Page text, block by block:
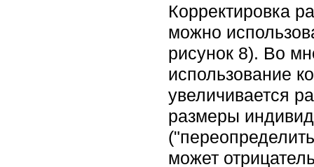
Корректировка
можно
рисунок 8). Во
использование
увеличивается
размеры
может